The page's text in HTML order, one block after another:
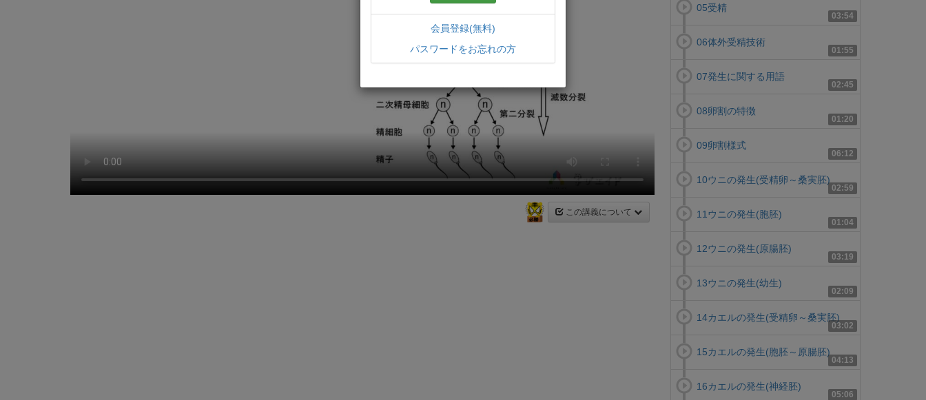
この講義について
03:54
05受精
01:55
06体外受精技術
02:45
07発生に関する用語
01:20
08卵割の特徴
06:12
09卵割様式
02:59
10ウニの発生(受精卵～桑実胚)
01:04
11ウニの発生(胞胚)
03:19
12ウニの発生(原腸胚)
02:09
13ウニの発生(幼生)
03:02
14カエルの発生(受精卵～桑実胚)
04:13
15カエルの発生(胞胚～原腸胚)
05:06
16カエルの発生(神経胚)
会員登録(無料)
パスワードをお忘れの方